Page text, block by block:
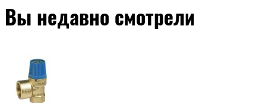
Вы недавно смотрели